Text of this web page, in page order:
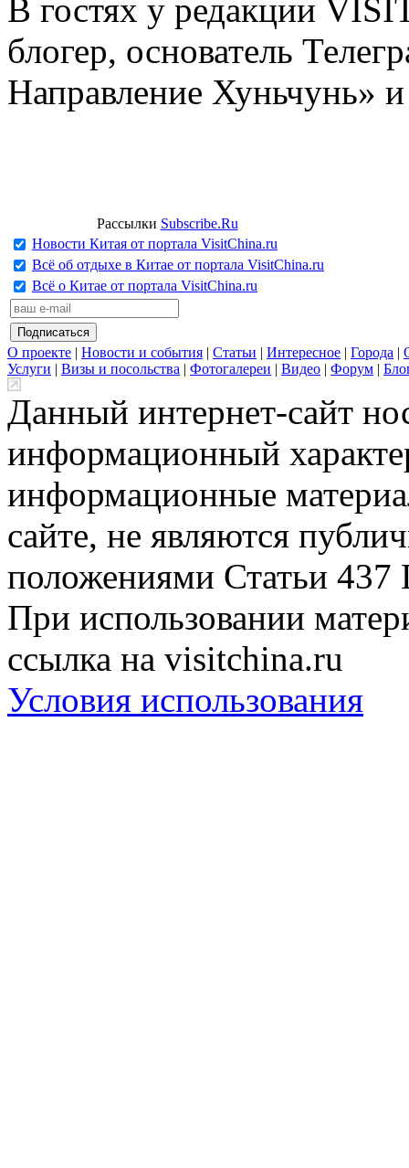
В гостях у редакции
блогер, основатель
Направление Хуньчунь»
Рассылки Subscribe.Ru
Новости Китая от портала VisitChina.ru
Всё об отдыхе в Китае от портала VisitChina.ru
Всё о Китае от портала VisitChina.ru
О проекте | Новости и события | Статьи | Интересное | Города |
Услуги | Визы и посольства | Фотогалереи | Видео | Форум |
Данный интернет-сайт
информационный
информационные
сайте, не являются
положениями Статьи 437
При использовании
ссылка на visitchina.ru
Условия использования